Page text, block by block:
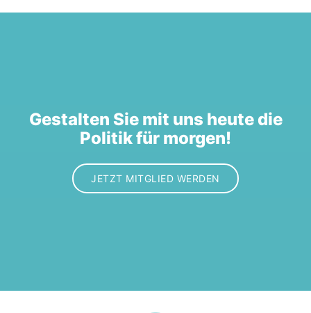
Gestalten Sie mit uns heute die
Politik für morgen!
JETZT MITGLIED WERDEN